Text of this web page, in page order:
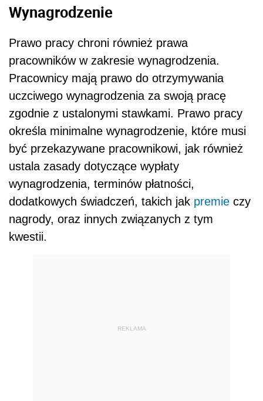
Wynagrodzenie
Prawo pracy chroni również prawa
pracowników w zakresie wynagrodzenia.
Pracownicy mają prawo do otrzymywania
uczciwego wynagrodzenia za swoją pracę
zgodnie z ustalonymi stawkami. Prawo pracy
określa minimalne wynagrodzenie, które musi
być przekazywane pracownikowi, jak również
ustala zasady dotyczące wypłaty
wynagrodzenia, terminów płatności,
dodatkowych świadczeń, takich jak premie czy
nagrody, oraz innych związanych z tym
kwestii.
REKLAMA